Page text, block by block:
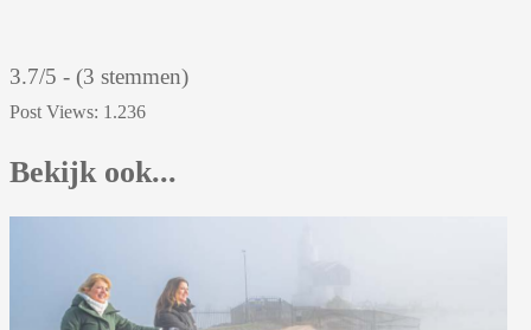
3.7/5 - (3 stemmen)
Post Views: 1.236
Bekijk ook...